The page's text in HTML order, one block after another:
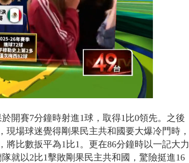
開賽7分鐘時射進1球，取得1比0領先。之後
場球迷覺得剛果民主共和國要大爆冷門時，
比數扳平為1比1。更在86分鐘時以一記大力
就以2比1擊敗剛果民主共和國，驚險挺進16